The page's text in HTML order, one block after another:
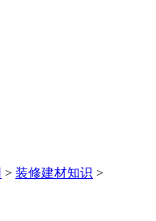
> 装修建材知识 >